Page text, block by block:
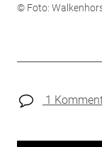
© Foto:
1